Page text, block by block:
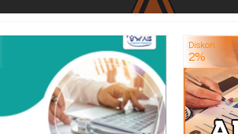
Diskon
2%